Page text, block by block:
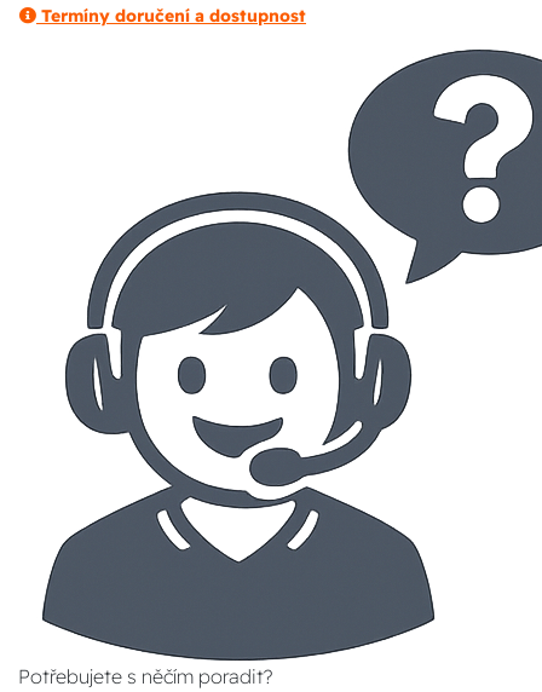
Termíny doručení a dostupnost
Potřebujete s něčím poradit?